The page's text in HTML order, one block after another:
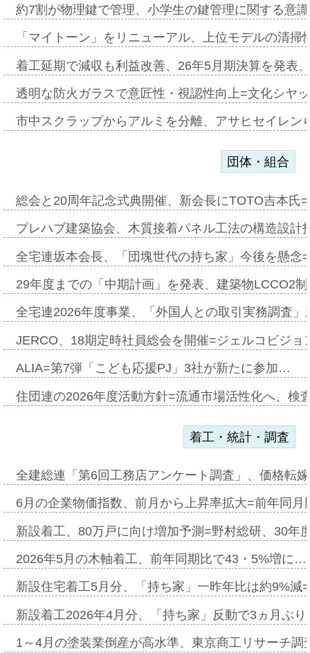
約7割が物理鍵で管理、小学生の鍵管理に関する意
「マイトーン」をリニューアル、上位モデルの清
着工延期で減収も利益改善、26年5月期決算を発表
透明な防火ガラスで意匠性・視認性向上=文化シヤ
市中スクラップからアルミを分離、アサヒセイレ
団体・組合
総会と20周年記念式典開催、新会長にTOTO吉本氏
プレハブ建築協会、木質接着パネル工法の構造設
全宅連坂本会長、「団塊世代の持ち家」今後を懸
29年度までの「中期計画」を発表、建築物LCCO2
全宅連2026年度事業、「外国人との取引実務調査
JERCO、18期定時社員総会を開催=ジェルコビジ
ALIA=第7弾「こども応援PJ」3社が新たに参加…
住団連の2026年度活動方針=流通市場活性化へ、検
着工・統計・調査
全建総連「第6回工務店アンケート調査」、価格転
6月の企業物価指数、前月から上昇率拡大=前年同
新設着工、80万戸に向け増加予測=野村総研、30年
2026年5月の木軸着工、前年同期比で43・5%増に…
新設住宅着工5月分、「持ち家」一昨年比は約9%
新設着工2026年4月分、「持ち家」反動で3ヵ月ぶ
1～4月の塗装業倒産が高水準、東京商工リサーチ